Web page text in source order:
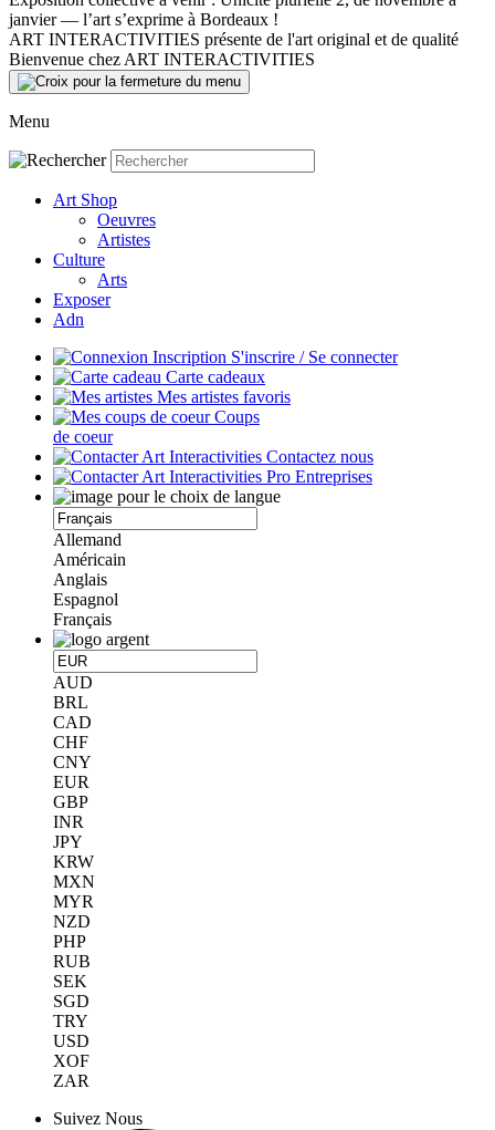
janvier — l’art s’exprime à Bordeaux !
ART INTERACTIVITIES présente de l'art original et de qualité
Bienvenue chez ART INTERACTIVITIES
Menu
Art Shop
Oeuvres
Artistes
Culture
Arts
Exposer
Adn
S'inscrire / Se connecter
Carte cadeaux
Mes artistes favoris
Coups
de coeur
Contactez nous
Entreprises
Allemand
Américain
Anglais
Espagnol
Français
AUD
BRL
CAD
CHF
CNY
EUR
GBP
INR
JPY
KRW
MXN
MYR
NZD
PHP
RUB
SEK
SGD
TRY
USD
XOF
ZAR
Suivez Nous